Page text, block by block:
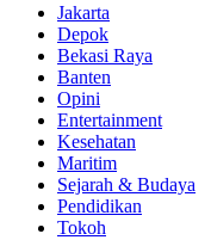
Jakarta
Depok
Bekasi Raya
Banten
Opini
Entertainment
Kesehatan
Maritim
Sejarah & Budaya
Pendidikan
Tokoh